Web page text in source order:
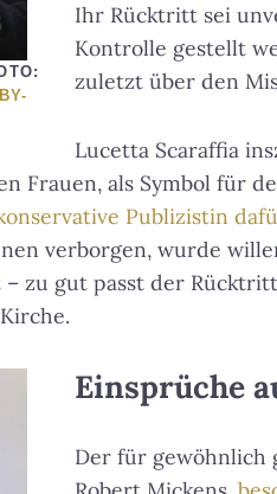
Ihr Rücktritt sei
Kontrolle gestellt
zuletzt über den
Lucetta Scaraffia
Frauen, als Symbol für
Publizistin
verborgen, wurde
zu gut passt der
Einsprüche
Der für gewöhnlich